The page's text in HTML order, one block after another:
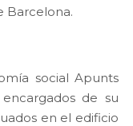
Barcelona.
social Apunts
de su
en el edificio